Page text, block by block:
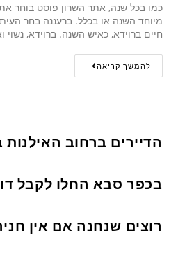
כמו בכל שנה, אתר השרון פוסט בוחר
מיוחד השנה או בכלל. ברעננה בחר
חיים ברוידא, כאיש השנה. ברוידא, נשוי
להמשך קריאה
הדיירים ברחוב
בכפר סבא החלו לקבל
רוצים שנחנה אם אין